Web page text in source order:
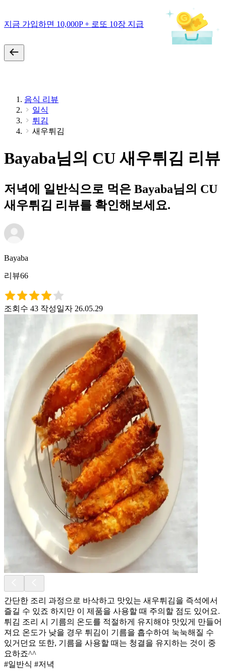
지금 가입하면 10,000P + 로또 10장 지급
음식 리뷰
일식
튀김
새우튀김
Bayaba님의 CU 새우튀김 리뷰
저녁에 일반식으로 먹은 Bayaba님의 CU
새우튀김 리뷰를 확인해보세요.
Bayaba
리뷰66
조회수 43 작성일자 26.05.29
간단한 조리 과정으로 바삭하고 맛있는 새우튀김을 즉석에서
즐길 수 있죠 하지만 이 제품을 사용할 때 주의할 점도 있어요.
튀김 조리 시 기름의 온도를 적절하게 유지해야 맛있게 만들어
져요 온도가 낮을 경우 튀김이 기름을 흡수하여 눅눅해질 수
있거던요 또한, 기름을 사용할 때는 청결을 유지하는 것이 중
요하죠^^
#일반식 #저녁